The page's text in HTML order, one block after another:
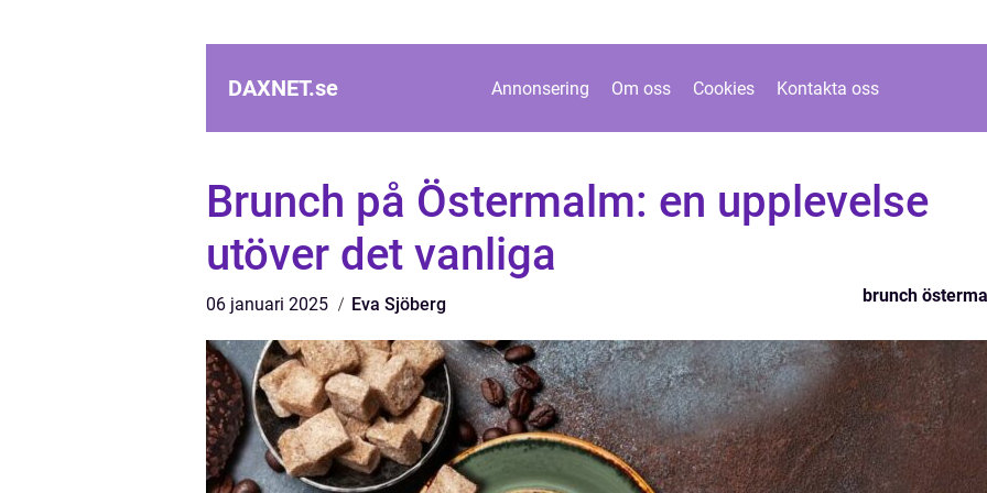
DAXNET.se Annonsering Om oss Cookies Kontakta oss
Brunch på Östermalm: en upplevelse
utöver det vanliga
06 januari 2025 Eva Sjöberg brunch